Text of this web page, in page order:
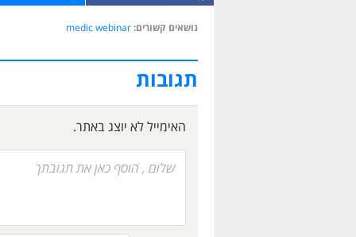
נושאים קשורים: medic webinar
תגובות
האימייל לא יוצג באתר.